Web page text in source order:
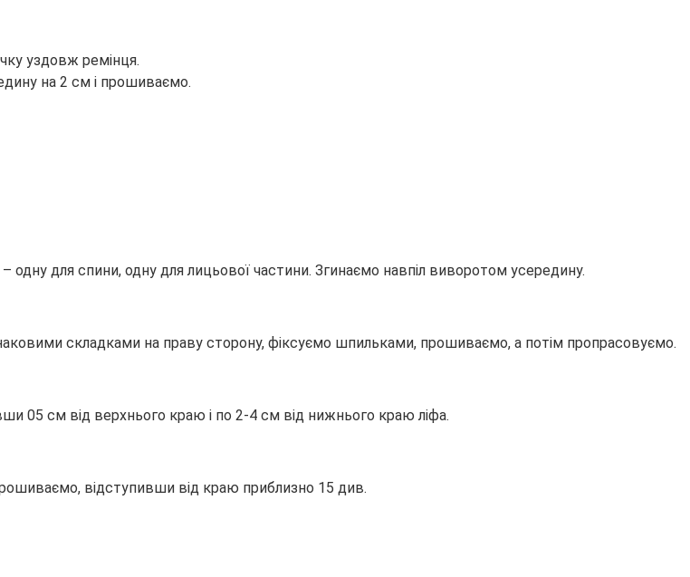
уздовж ремінця.
на 2 см і прошиваємо.
для спини, одну для лицьової частини. Згинаємо навпіл виворотом усередину.
складками на праву сторону, фіксуємо шпильками, прошиваємо, а потім пропрасовуємо.
05 см від верхнього краю і по 2-4 см від нижнього краю ліфа.
відступивши від краю приблизно 15 див.